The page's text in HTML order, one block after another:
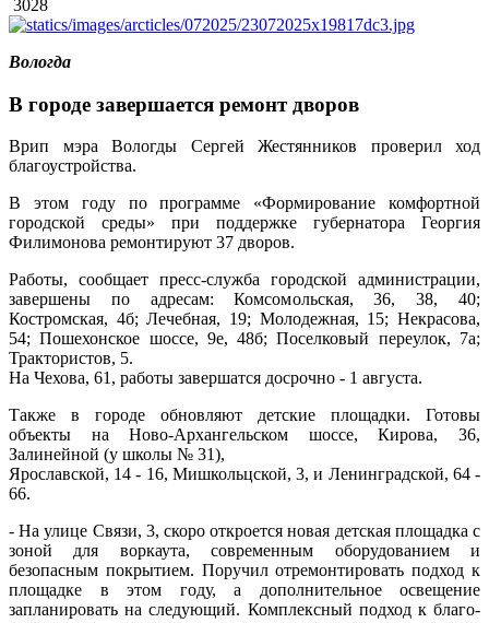
3028
Вологда
В городе завершается ремонт дворов
Врип мэра Вологды Сергей Жестянников проверил ход
благоустройства.
В этом году по программе «Формирование комфортной
городской среды» при поддержке губернатора Георгия
Филимонова ремонтируют 37 дворов.
Работы, сообщает пресс-служба городской администрации,
завершены по адресам: Комсомольская, 36, 38, 40;
Костромская, 4б; Лечебная, 19; Молодежная, 15; Некрасова,
54; Пошехонское шоссе, 9е, 48б; Поселковый переулок, 7а;
Трактористов, 5.
На Чехова, 61, работы завершатся досрочно - 1 августа.
Также в городе обновляют детские площадки. Готовы
объекты на Ново-Архангельском шоссе, Кирова, 36,
Залинейной (у школы № 31),
Ярославской, 14 - 16, Мишкольцской, 3, и Ленинградской, 64 -
66.
- На улице Связи, 3, скоро откроется новая детская площадка с
зоной для воркаута, современным оборудованием и
безопасным покрытием. Поручил отремонтировать подход к
площадке в этом году, а дополнительное освещение
запланировать на следующий. Комплексный подход к благо­